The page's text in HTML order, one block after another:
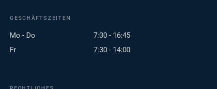
GESCHÄFTSZEITEN
Mo - Do
7:30 - 16:45
Fr
7:30 - 14:00